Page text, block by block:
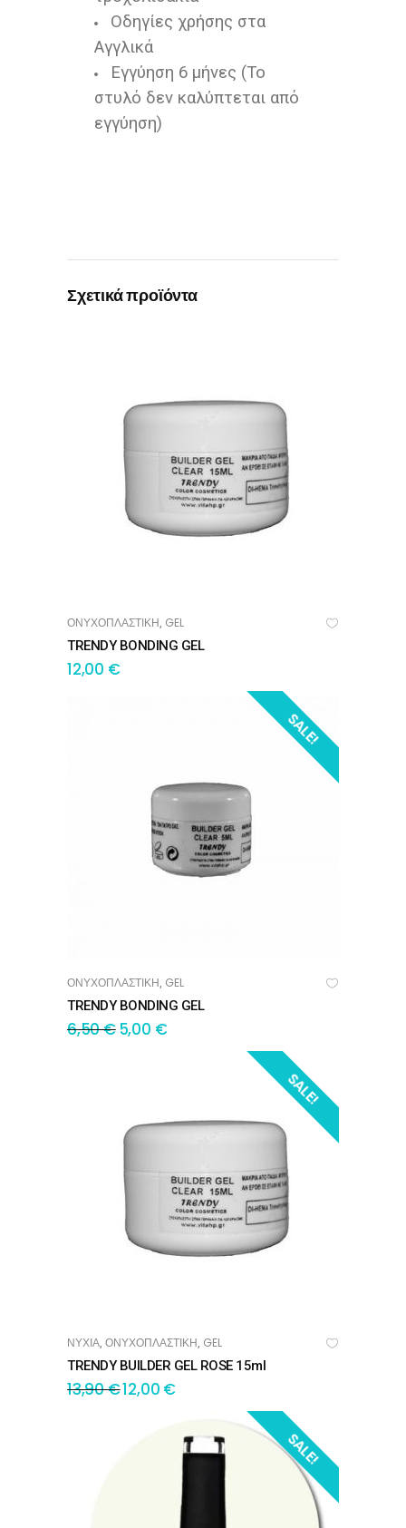
Οδηγίες χρήσης στα
Αγγλικά
Εγγύηση 6 μήνες (Το
στυλό δεν καλύπτεται από
εγγύηση)
Σχετικά προϊόντα
ΠΡΟΣΘΉΚΗ ΣΤΟ ΚΑΛΆΘΙ
ΟΝΥΧΟΠΛΑΣΤΙΚΗ, GEL
TRENDY BONDING GEL
12,00 €
SALE!
ΠΡΟΣΘΉΚΗ ΣΤΟ ΚΑΛΆΘΙ
ΟΝΥΧΟΠΛΑΣΤΙΚΗ, GEL
TRENDY BONDING GEL
6,50€5,00 €
SALE!
ΠΡΟΣΘΉΚΗ ΣΤΟ ΚΑΛΆΘΙ
ΝΥΧΙΑ, ΟΝΥΧΟΠΛΑΣΤΙΚΗ, GEL
TRENDY BUILDER GEL ROSE 15ml
13,90€12,00 €
SALE!